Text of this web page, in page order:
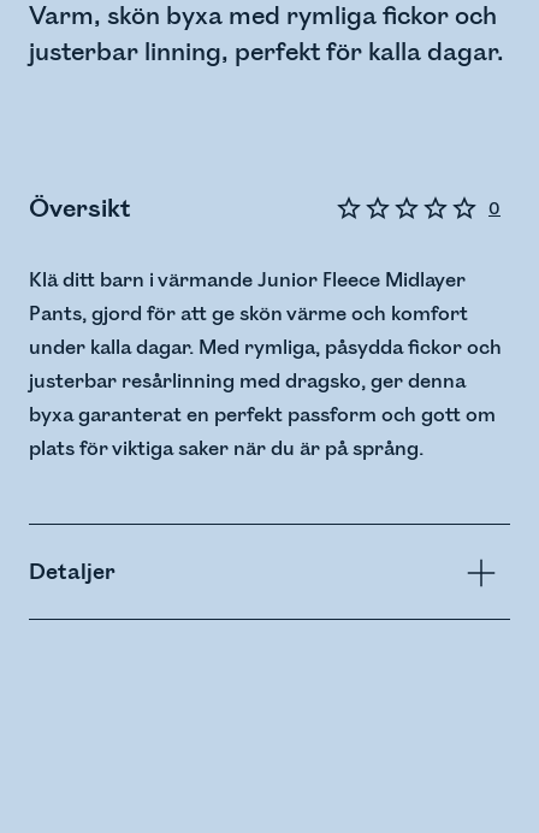
Varm, skön byxa med rymliga fickor och
justerbar linning, perfekt för kalla dagar.
Översikt 0
Klä ditt barn i värmande Junior Fleece Midlayer
Pants, gjord för att ge skön värme och komfort
under kalla dagar. Med rymliga, påsydda fickor och
justerbar resårlinning med dragsko, ger denna
byxa garanterat en perfekt passform och gott om
plats för viktiga saker när du är på språng.
Detaljer